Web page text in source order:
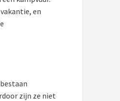
en
zijn ze niet